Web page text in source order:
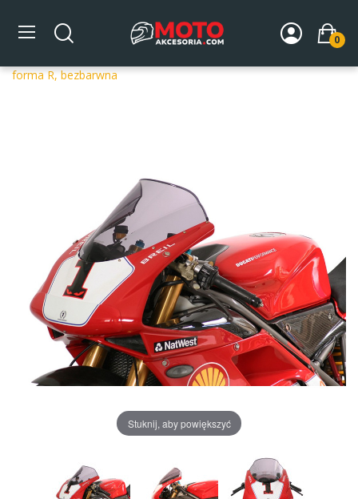
0
Strona główna DLA MOTOCYKLA Szyby
Szyby
forma R, bezbarwna
Stuknij, aby powiększyć